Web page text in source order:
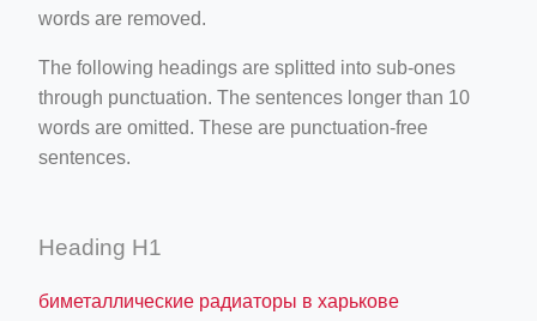
words are removed.
The following headings are splitted into sub-ones
through punctuation. The sentences longer than 10
words are omitted. These are punctuation-free
sentences.
Heading H1
биметаллические радиаторы в харькове